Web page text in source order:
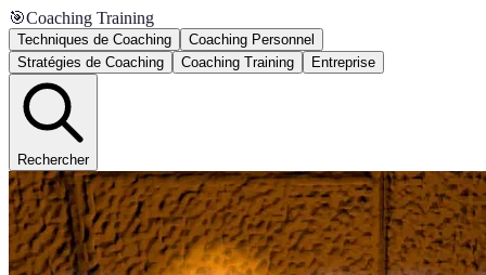
🎯Coaching Training
Techniques de Coaching
Coaching Personnel
Stratégies de Coaching
Coaching Training Entreprise
Rechercher